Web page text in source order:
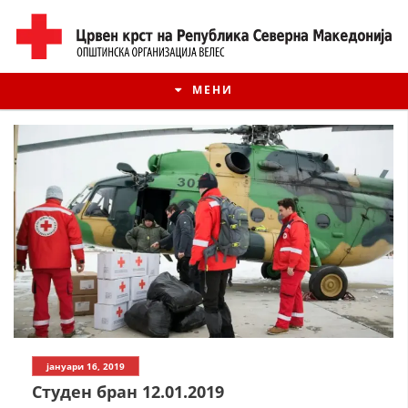
МЕНИ
ИСТОРИЈАТ НА ЦКРМ
ИСТОРИЈАТ НА ДВИЖЕЊЕТО
јануари 16, 2019
Студен бран 12.01.2019